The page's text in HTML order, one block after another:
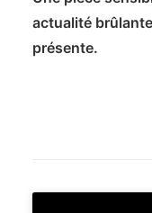
actualité
présente.